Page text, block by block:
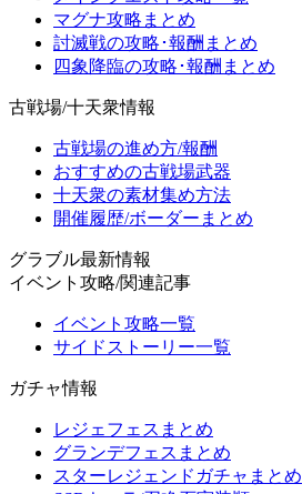
マグナ攻略まとめ
討滅戦の攻略･報酬まとめ
四象降臨の攻略･報酬まとめ
古戦場/十天衆情報
古戦場の進め方/報酬
おすすめの古戦場武器
十天衆の素材集め方法
開催履歴/ボーダーまとめ
グラブル最新情報
イベント攻略/関連記事
イベント攻略一覧
サイドストーリー一覧
ガチャ情報
レジェフェスまとめ
グランデフェスまとめ
スターレジェンドガチャまとめ